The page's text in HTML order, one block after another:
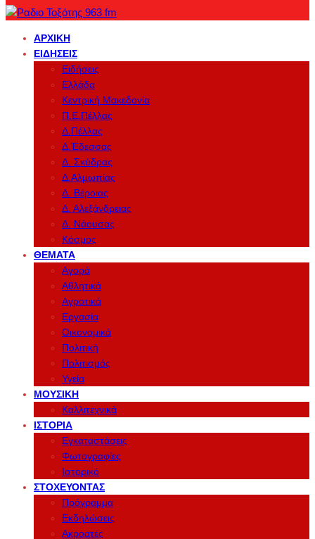
ΑΡΧΙΚΉ
ΕΙΔΉΣΕΙΣ
Ειδήσεις
Ελλάδα
Κεντρική Μακεδονία
Π.Ε.Πέλλας
Δ.Πέλλας
Δ.Έδεσσας
Δ. Σκύδρας
Δ.Αλμωπίας
Δ. Βέροιας
Δ. Αλεξάνδρειας
Δ. Νάουσας
Κόσμος
ΘΈΜΑΤΑ
Αγορά
Αθλητικά
Αγροτικά
Εργασία
Οικονομικά
Πολιτική
Πολιτισμός
Υγεία
ΜΟΥΣΙΚΉ
Καλλιτεχνικά
ΙΣΤΟΡΊΑ
Εγκαταστάσεις
Φωτογραφίες
Ιστορικό
ΣΤΟΧΕΎΟΝΤΑΣ
Πρόγραμμα
Εκδηλώσεις
Ακροατές